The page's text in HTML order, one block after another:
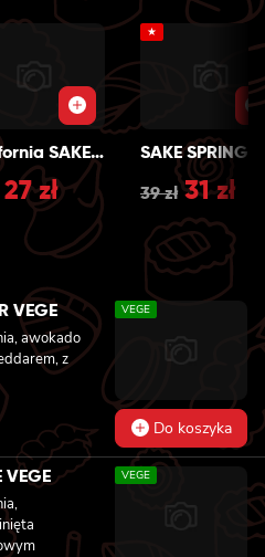
California SAKE GRILL
Original
price
was:
31 zł.
27złCurrent
price
is:
27 zł.
★
39zł
price
was:
39 zł.
31zł
VEGE
awokado
z
VEGE
Do koszyka
VEGE